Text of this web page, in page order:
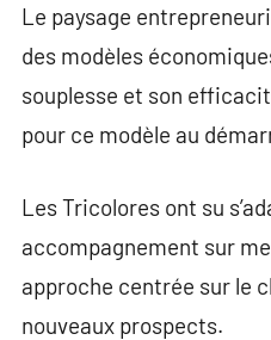
Le paysage
des modèles
souplesse et son
pour ce modèle au
Les Tricolores ont su
accompagnement sur
approche centrée sur le
nouveaux prospects.